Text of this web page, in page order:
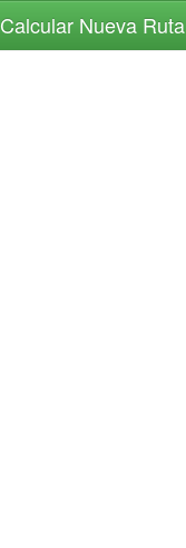
Calcular Nueva Ruta